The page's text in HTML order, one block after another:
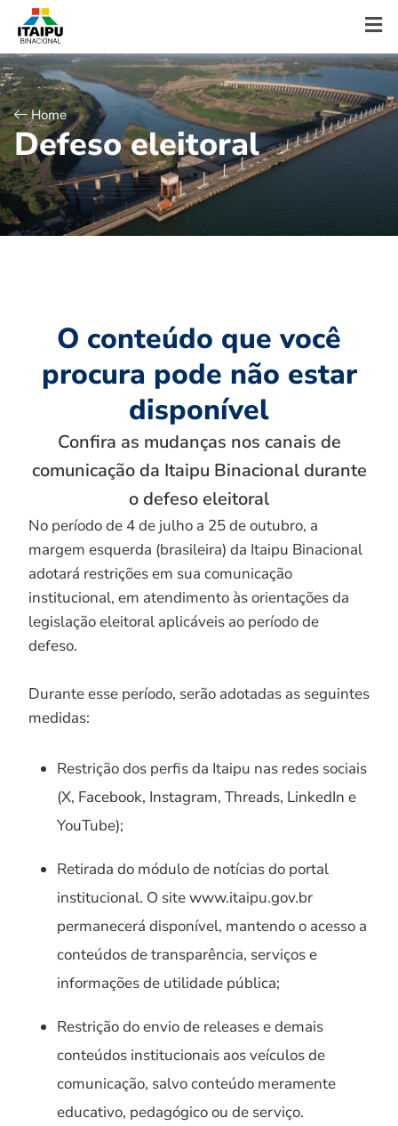
Home
Defeso eleitoral
O conteúdo que você
procura pode não estar
disponível
Confira as mudanças nos canais de
comunicação da Itaipu Binacional durante
o defeso eleitoral
No período de 4 de julho a 25 de outubro, a
margem esquerda (brasileira) da Itaipu Binacional
adotará restrições em sua comunicação
institucional, em atendimento às orientações da
legislação eleitoral aplicáveis ao período de
defeso.
Durante esse período, serão adotadas as seguintes
medidas:
Restrição dos perfis da Itaipu nas redes sociais
(X, Facebook, Instagram, Threads, LinkedIn e
YouTube);
Retirada do módulo de notícias do portal
institucional. O site www.itaipu.gov.br
permanecerá disponível, mantendo o acesso a
conteúdos de transparência, serviços e
informações de utilidade pública;
Restrição do envio de releases e demais
conteúdos institucionais aos veículos de
comunicação, salvo conteúdo meramente
educativo, pedagógico ou de serviço.